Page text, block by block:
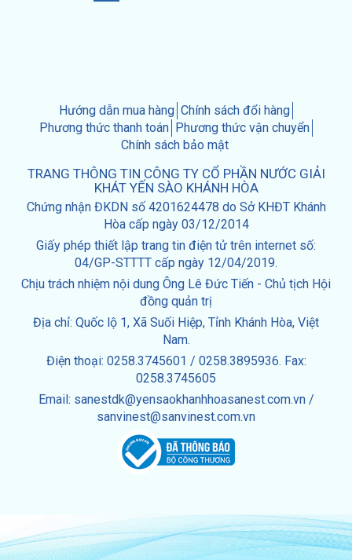
Hướng dẫn mua hàng Chính sách đổi hàng
Phương thức thanh toán Phương thức vận chuyển
Chính sách bảo mật
TRANG THÔNG TIN CÔNG TY CỔ PHẦN NƯỚC GIẢI
KHÁT YẾN SÀO KHÁNH HÒA
Chứng nhận ĐKDN số 4201624478 do Sở KHĐT Khánh
Hòa cấp ngày 03/12/2014
Giấy phép thiết lập trang tin điện tử trên internet số:
04/GP-STTTT cấp ngày 12/04/2019.
Chịu trách nhiệm nội dung Ông Lê Đức Tiến - Chủ tịch Hội
đồng quản trị
Địa chỉ: Quốc lộ 1, Xã Suối Hiệp, Tỉnh Khánh Hòa, Việt
Nam.
Điện thoại: 0258.3745601 / 0258.3895936. Fax:
0258.3745605
Email: sanestdk@yensaokhanhhoasanest.com.vn /
sanvinest@sanvinest.com.vn